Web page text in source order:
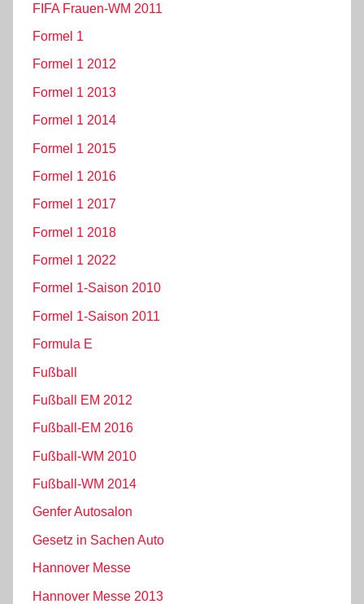
FIFA Frauen-WM 2011
Formel 1
Formel 1 2012
Formel 1 2013
Formel 1 2014
Formel 1 2015
Formel 1 2016
Formel 1 2017
Formel 1 2018
Formel 1 2022
Formel 1-Saison 2010
Formel 1-Saison 2011
Formula E
Fußball
Fußball EM 2012
Fußball-EM 2016
Fußball-WM 2010
Fußball-WM 2014
Genfer Autosalon
Gesetz in Sachen Auto
Hannover Messe
Hannover Messe 2013